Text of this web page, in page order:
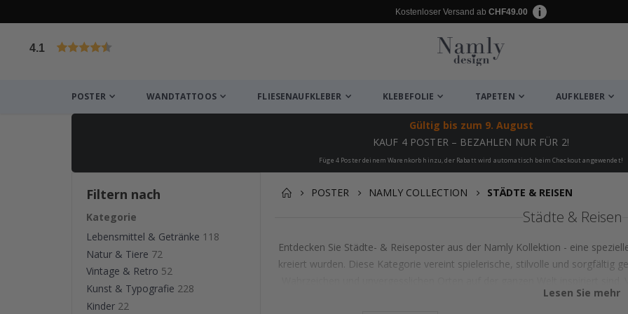
Kostenloser Versand ab CHF49.00
4.1
POSTER WANDTATTOOS FLIESENAUFKLEBER KLEBEFOLIE TAPETEN AUFKLEBER
Gültig bis zum 9. August
KAUF 4 POSTER – BEZAHLEN NUR FÜR 2!
Füge 4 Poster deinem Warenkorb hinzu, der Rabatt wird automatisch beim Checkout angewendet!
POSTER NAMLY COLLECTION STÄDTE & REISEN
Städte & Reisen
Entdecken Sie Städte- & Reiseposter aus der Namly Kollektion - eine
kreiert wurden. Diese Kategorie vereint spielerische, stilvolle und sorgfältig
Reisezielen bis hin zu verträumten Reisemotiven und urbanen Details,
Lesen Sie mehr
Filtern nach
Kategorie
Lebensmittel & Getränke 118
Natur & Tiere 72
Vintage & Retro 52
Kunst & Typografie 228
Kinder 22